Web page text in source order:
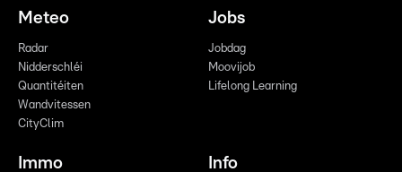
Meteo
Radar
Nidderschléi
Quantitéiten
Wandvitessen
CityClim
Jobs
Jobdag
Moovijob
Lifelong Learning
Immo Info